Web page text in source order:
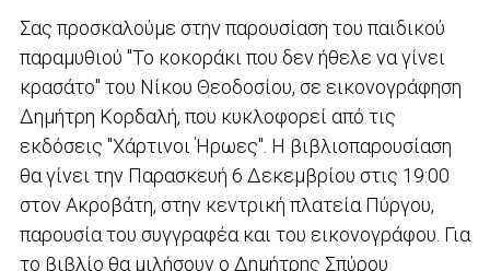
Σας προσκαλούμε στην παρουσίαση του παιδικού
παραμυθιού "Το κοκοράκι που δεν ήθελε να γίνει
κρασάτο" του Νίκου Θεοδοσίου, σε εικονογράφηση
Δημήτρη Κορδαλή, που κυκλοφορεί από τις
εκδόσεις "Χάρτινοι Ήρωες". Η βιβλιοπαρουσίαση
θα γίνει την Παρασκευή 6 Δεκεμβρίου στις 19:00
στον Ακροβάτη, στην κεντρική πλατεία Πύργου,
παρουσία του συγγραφέα και του εικονογράφου. Για
το βιβλίο θα μιλήσουν ο Δημήτρης Σπύρου